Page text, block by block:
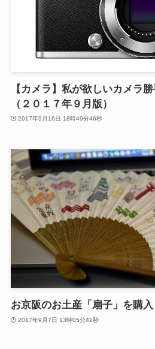
【カメラ】私が欲しいカメラ
（２０１７年９月版）
2017年9月16日 18時49分46秒
お京阪のお土産「扇子」を購入
2017年9月7日 13時05分42秒